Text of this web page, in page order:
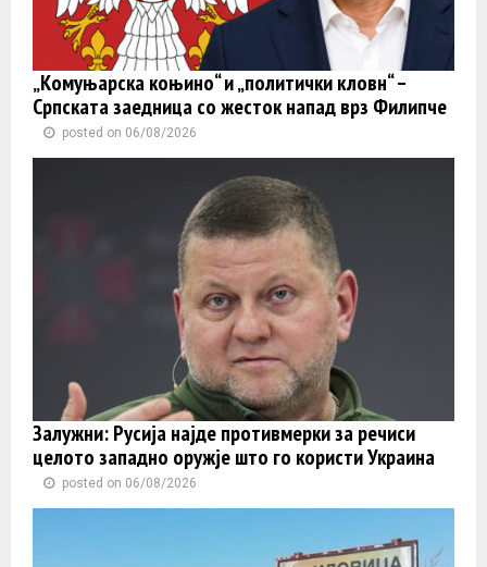
„Комуњарска коњино“ и „политички кловн“ –
Српската заедница со жесток напад врз Филипче
posted on 06/08/2026
Залужни: Русија најде противмерки за речиси
целото западно оружје што го користи Украина
posted on 06/08/2026